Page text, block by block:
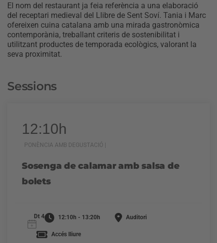
El nom del restaurant ja feia referència a una elaboració
del receptari medieval del Llibre de Sent Soví. Tania i Marc
ofereixen cuina catalana amb una mirada gastronòmica
contemporània, treballant criteris de sostenibilitat i
utilitzant productes de temporada ecològics, valorant la
seva proximitat.
Sessions
12:10h
PONÈNCIA AMB DEGUSTACIÓ |
Sosenga de calamar amb salsa de
bolets
Dt 4 12:10h - 13:20h Auditori
Accés lliure